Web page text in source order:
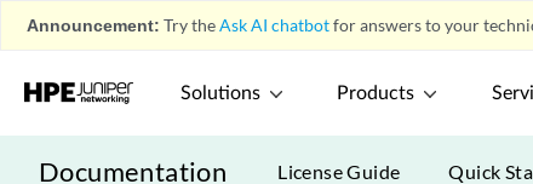
Announcement: Try theAsk AI chatbotfor answers to your
Solutions Products
Documentation License Guide Quick